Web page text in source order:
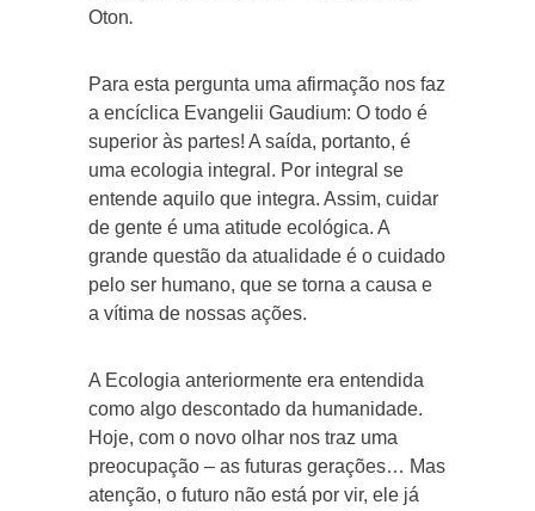
Oton.
Para esta pergunta uma afirmação nos faz
a encíclica Evangelii Gaudium: O todo é
superior às partes! A saída, portanto, é
uma ecologia integral. Por integral se
entende aquilo que integra. Assim, cuidar
de gente é uma atitude ecológica. A
grande questão da atualidade é o cuidado
pelo ser humano, que se torna a causa e
a vítima de nossas ações.
A Ecologia anteriormente era entendida
como algo descontado da humanidade.
Hoje, com o novo olhar nos traz uma
preocupação – as futuras gerações… Mas
atenção, o futuro não está por vir, ele já